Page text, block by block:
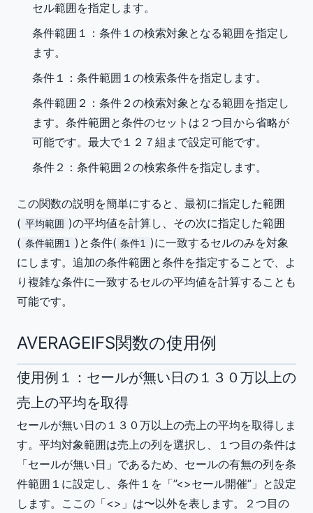
セル範囲を指定します。
条件範囲１ ：条件１の検索対象となる範囲を指定し
ます。
条件１ ：条件範囲１の検索条件を指定します。
条件範囲２ ：条件２の検索対象となる範囲を指定し
ます。条件範囲と条件のセットは２つ目から省略が
可能です。最大で１２７組まで設定可能です。
条件２ ：条件範囲２の検索条件を指定します。
この関数の説明を簡単にすると、最初に指定した範囲
( 平均範囲 )の平均値を計算し、その次に指定した範囲
( 条件範囲1 )と条件( 条件1 )に一致するセルのみを対象
にします。追加の条件範囲と条件を指定することで、よ
り複雑な条件に一致するセルの平均値を計算することも
可能です。
AVERAGEIFS関数の使用例
使用例１：セールが無い日の１３０万以上の
売上の平均を取得
セールが無い日の１３０万以上の売上の平均を取得しま
す。平均対象範囲は売上の列を選択し、１つ目の条件は
「セールが無い日」であるため、セールの有無の列を条
件範囲１に設定し、条件１を「”<>セール開催”」と設定
します。ここの「<>」は〜以外を表します。２つ目の